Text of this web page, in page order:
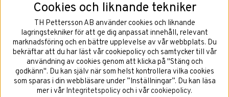
©2026Copyright TH Pettersson AB
Cookies och liknande tekniker
TH Pettersson AB använder cookies och liknande
lagringstekniker för att ge dig anpassat innehåll, relevant
marknadsföring och en bättre upplevelse av vår webbplats. Du
bekräftar att du har läst vår cookiepolicy och samtycker till vår
användning av cookies genom att klicka på "Stäng och
godkänn". Du kan själv när som helst kontrollera vilka cookies
som sparas i din webbläsare under ”Inställningar”. Du kan läsa
mer i vår Integritetspolicy och i vår cookiepolicy.